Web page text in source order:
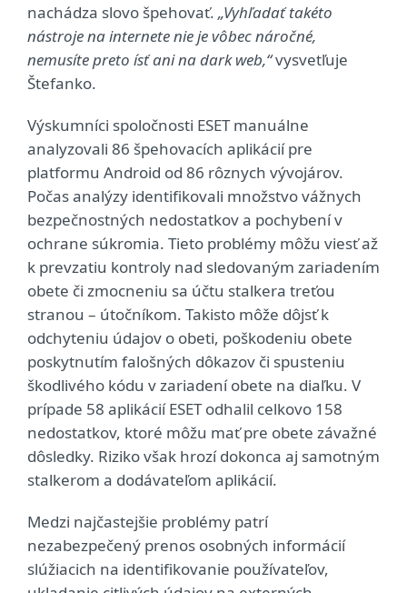
nachádza slovo špehovať. „Vyhľadať takéto
nástroje na internete nie je vôbec náročné,
nemusíte preto ísť ani na dark web,“vysvetľuje
Štefanko.
Výskumníci spoločnosti ESET manuálne
analyzovali 86 špehovacích aplikácií pre
platformu Android od 86 rôznych vývojárov.
Počas analýzy identifikovali množstvo vážnych
bezpečnostných nedostatkov a pochybení v
ochrane súkromia. Tieto problémy môžu viesť až
k prevzatiu kontroly nad sledovaným zariadením
obete či zmocneniu sa účtu stalkera treťou
stranou – útočníkom. Takisto môže dôjsť k
odchyteniu údajov o obeti, poškodeniu obete
poskytnutím falošných dôkazov či spusteniu
škodlivého kódu v zariadení obete na diaľku. V
prípade 58 aplikácií ESET odhalil celkovo 158
nedostatkov, ktoré môžu mať pre obete závažné
dôsledky. Riziko však hrozí dokonca aj samotným
stalkerom a dodávateľom aplikácií.
Medzi najčastejšie problémy patrí
nezabezpečený prenos osobných informácií
slúžiacich na identifikovanie používateľov,